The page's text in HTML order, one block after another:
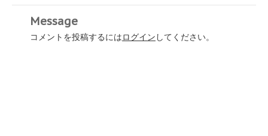
Message
コメントを投稿するにはログイン してください。